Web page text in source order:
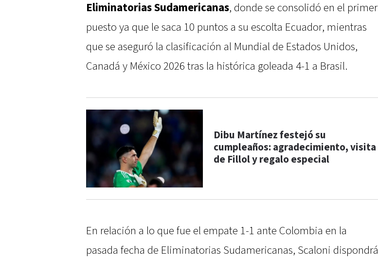
Eliminatorias Sudamericanas, donde se consolidó en el primer
puesto ya que le saca 10 puntos a su escolta Ecuador, mientras
que se aseguró la clasificación al Mundial de Estados Unidos,
Canadá y México 2026 tras la histórica goleada 4-1 a Brasil.
Dibu Martínez festejó su
cumpleaños: agradecimiento, visita
de Fillol y regalo especial
En relación a lo que fue el empate 1-1 ante Colombia en la
pasada fecha de Eliminatorias Sudamericanas, Scaloni dispondrá